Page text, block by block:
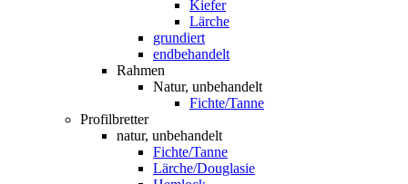
Kiefer
Lärche
grundiert
endbehandelt
Rahmen
Natur, unbehandelt
Fichte/Tanne
Profilbretter
natur, unbehandelt
Fichte/Tanne
Lärche/Douglasie